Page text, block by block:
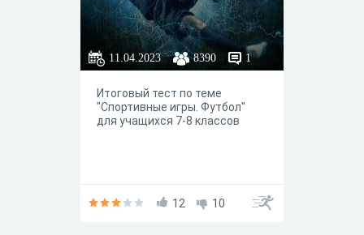
11.04.2023 8390 1
Итоговый тест по теме
"Спортивные игры. Футбол"
для учащихся 7-8 классов
12 10